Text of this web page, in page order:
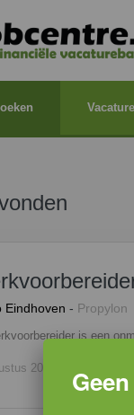
Eindhoven - Propylon
2026